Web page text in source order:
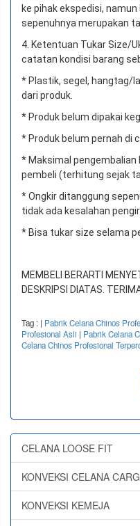
ke pihak ekspedisi, namun
sepenuhnya merupakan
4. Ketentuan Tukar Size/
catatan kondisi barang
* Plastik, segel, hangtag/
dari produk.
* Produk belum dipakai
* Produk belum pernah di
* Maksimal
pembeli (terhitung sejak
* Ongkir ditanggung
tidak ada kesalahan
* Bisa tukar size selama
MEMBELI BERARTI
DESKRIPSI DIATAS.
Tag : | Pabrik Celana Chinos
Profesional Asli | Pabrik Celana
Celana Chinos Profesional
CELANA LOOSE FIT
KONVEKSI CELANA
KONVEKSI KEMEJA